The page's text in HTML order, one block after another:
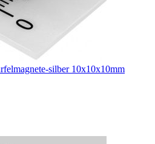
silber 10x10x10mm